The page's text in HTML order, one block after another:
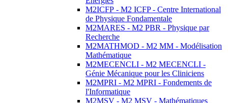
M2ICFP - M2 ICFP - Centre International
de Physique Fondamentale
M2MARES - M2 PBR - Physique par
Recherche
M2MATHMOD - M2 MM - Modélisation
Mathématique
M2MECENCLI - M2 MECENCLI -
Génie Mécanique pour les Cliniciens
M2MPRI - M2 MPRI - Fondements de
l'Informatique
M2MSV - M2 MSV - Mathématiques